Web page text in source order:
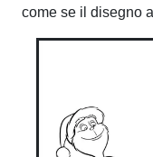
come se il disegno